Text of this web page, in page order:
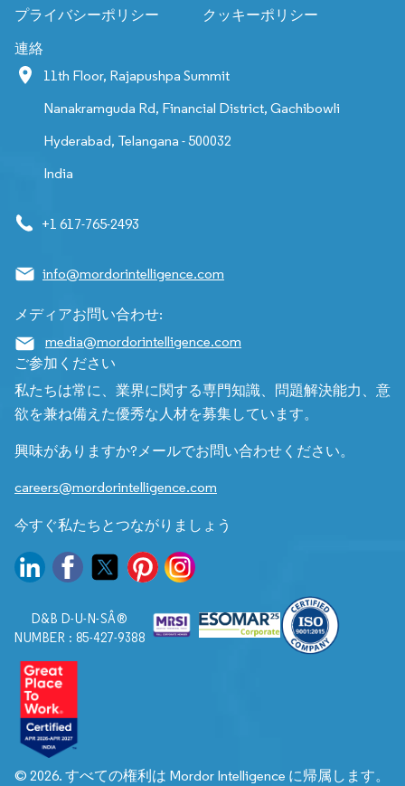
プライバシーポリシー クッキーポリシー
連絡
11th Floor, Rajapushpa Summit
Nanakramguda Rd, Financial District, Gachibowli
Hyderabad, Telangana - 500032
India
+1 617-765-2493
info@mordorintelligence.com
メディアお問い合わせ:
media@mordorintelligence.com
ご参加ください
私たちは常に、業界に関する専門知識、問題解決能力、意
欲を兼ね備えた優秀な人材を募集しています。
興味がありますか?メールでお問い合わせください。
careers@mordorintelligence.com
今すぐ私たちとつながりましょう
D&B D-U-N-SÂ®
NUMBER : 85-427-9388
© 2026. すべての権利は Mordor Intelligence に帰属します。